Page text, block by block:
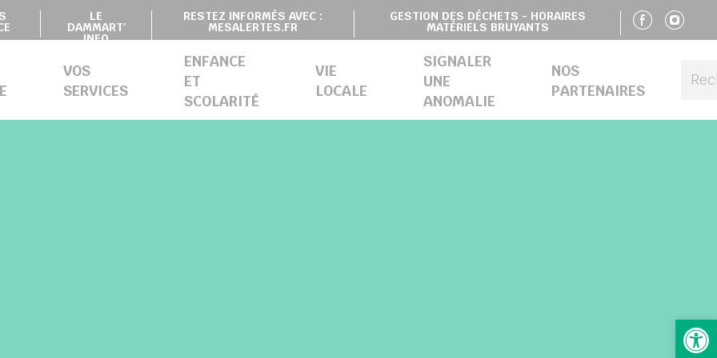
LE
DAMMART'
INFO
RESTEZ INFORMÉS AVEC :
MESALERTES.FR
GESTION DES DÉCHETS - HORAIRES
MATÉRIELS BRUYANTS
VOS
SERVICES
ENFANCE
ET
SCOLARITÉ
VIE
LOCALE
SIGNALER
UNE
ANOMALIE
NOS
PARTENAIRES